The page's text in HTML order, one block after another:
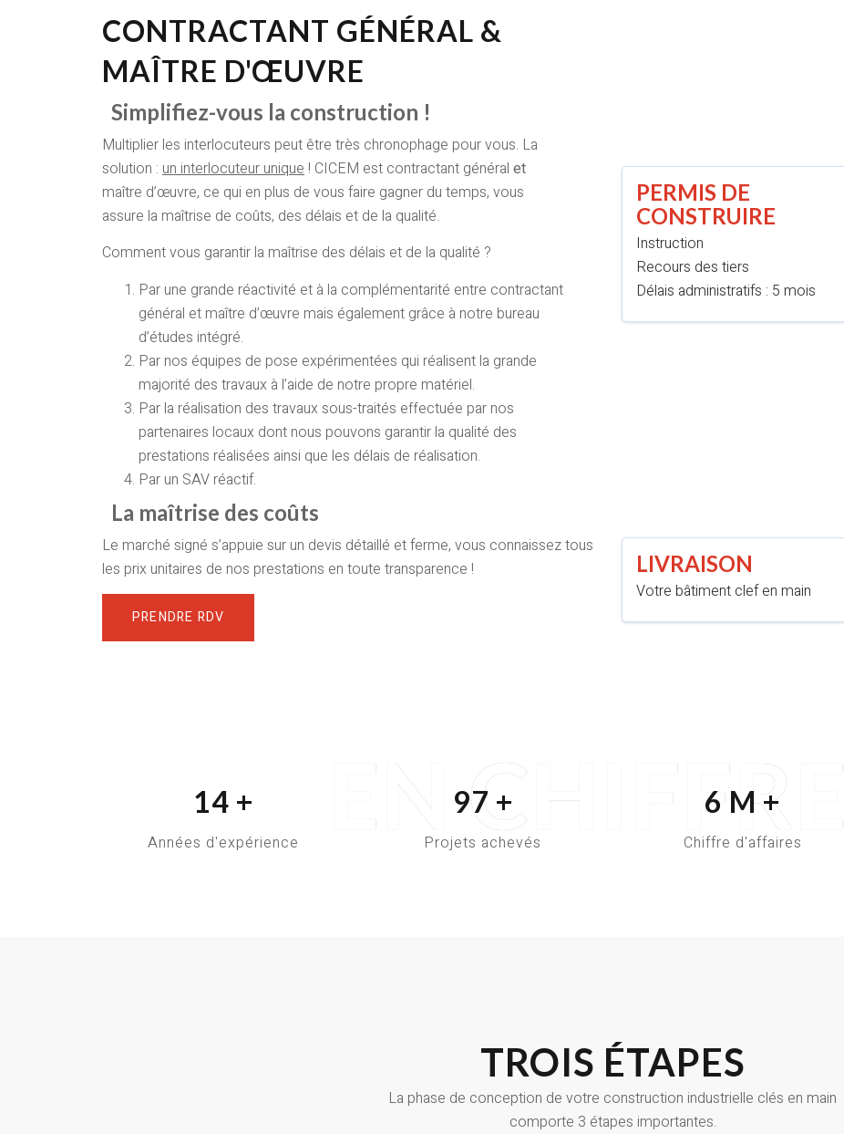
CONTRACTANT GÉNÉRAL &
MAÎTRE D'ŒUVRE
Simplifiez-vous la construction !
Multiplier les interlocuteurs peut être très chronophage pour vous. La
solution : un interlocuteur unique ! CICEM est contractant général et
maître d’œuvre, ce qui en plus de vous faire gagner du temps, vous
assure la maîtrise de coûts, des délais et de la qualité.
Comment vous garantir la maîtrise des délais et de la qualité ?
Par une grande réactivité et à la complémentarité entre contractant
général et maître d’œuvre mais également grâce à notre bureau
d’études intégré.
Par nos équipes de pose expérimentées qui réalisent la grande
majorité des travaux à l’aide de notre propre matériel.
Par la réalisation des travaux sous-traités effectuée par nos
partenaires locaux dont nous pouvons garantir la qualité des
prestations réalisées ainsi que les délais de réalisation.
Par un SAV réactif.
La maîtrise des coûts
Le marché signé s’appuie sur un devis détaillé et ferme, vous connaissez tous
les prix unitaires de nos prestations en toute transparence !
PRENDRE RDV
PERMIS DE
CONSTRUIRE
Instruction
Recours des tiers
Délais administratifs : 5 mois
LIVRAISON
Votre bâtiment clef en main
14 +
Années d'expérience
100+
Projets achevés
5.5M +
Chiffre d'affaires
EN CHIFFRES
TROIS ÉTAPES
La phase de conception de votre construction industrielle clés en main
comporte 3 étapes importantes.